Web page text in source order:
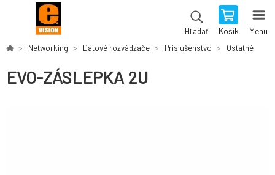
Hľadať Košík Menu
Networking Dátové rozvádzače Príslušenstvo Ostatné
EVO-ZÁSLEPKA 2U